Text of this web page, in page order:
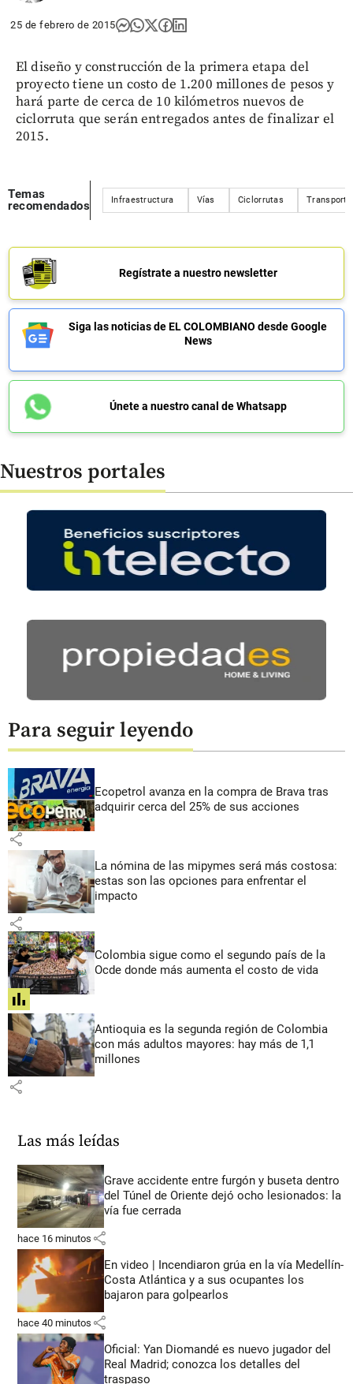
25 de febrero de 2015
El diseño y construcción de la primera etapa del
proyecto tiene un costo de 1.200 millones de pesos y
hará parte de cerca de 10 kilómetros nuevos de
ciclorruta que serán entregados antes de finalizar el
2015.
Temas
recomendados
Infraestructura Vías Ciclorrutas Transporte
Regístrate a nuestro newsletter
Siga las noticias de EL COLOMBIANO desde Google
News
Únete a nuestro canal de Whatsapp
Nuestros portales
Para seguir leyendo
Ecopetrol avanza en la compra de Brava tras
adquirir cerca del 25% de sus acciones
share
La nómina de las mipymes será más costosa:
estas son las opciones para enfrentar el
impacto
share
Colombia sigue como el segundo país de la
Ocde donde más aumenta el costo de vida
share
Antioquia es la segunda región de Colombia
con más adultos mayores: hay más de 1,1
millones
share
Las más leídas
Grave accidente entre furgón y buseta dentro
del Túnel de Oriente dejó ocho lesionados: la
vía fue cerrada
hace 16 minutos share
En video | Incendiaron grúa en la vía Medellín-
Costa Atlántica y a sus ocupantes los
bajaron para golpearlos
hace 40 minutos share
Oficial: Yan Diomandé es nuevo jugador del
Real Madrid; conozca los detalles del
traspaso